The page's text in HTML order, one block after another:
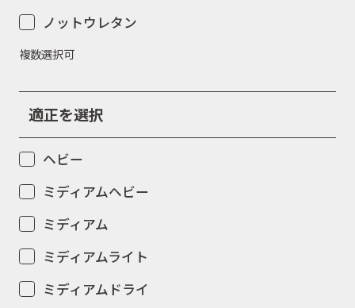
ノットウレタン
複数選択可
適正を選択
ヘビー
ミディアムヘビー
ミディアム
ミディアムライト
ミディアムドライ